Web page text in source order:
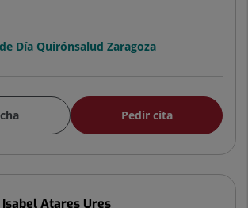
Día Quirónsalud Zaragoza
Pedir cita
Atares Ures